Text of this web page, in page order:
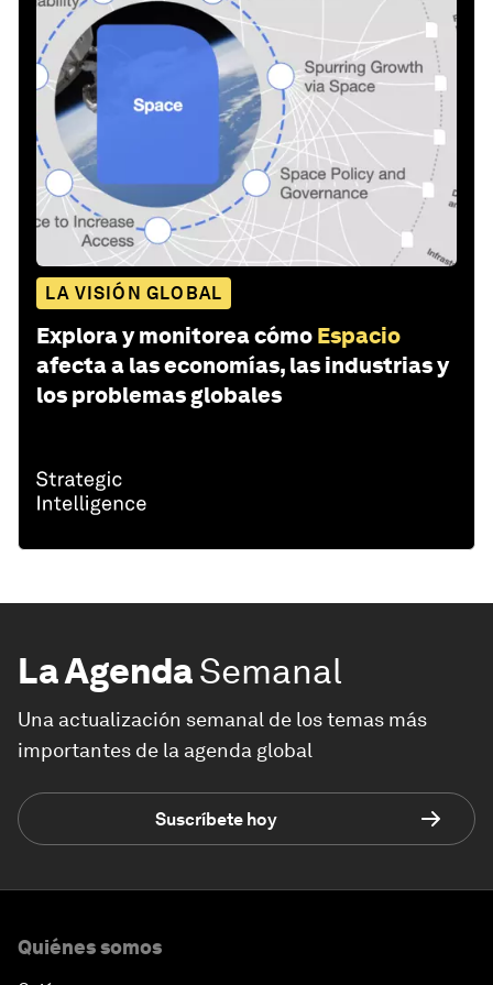
LA VISIÓN GLOBAL
Explora y monitorea cómo Espacio
afecta a las economías, las industrias y
los problemas globales
La AgendaSemanal
Una actualización semanal de los temas más
importantes de la agenda global
Suscríbete hoy
Quiénes somos